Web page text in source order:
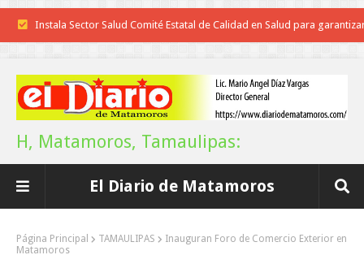
Instala Sector Salud Comité Estatal de Calidad en Salud para
Inicia el ayuntamiento pavimentación de la calle Miguel Alemán en
La UAT, Gobierno del Estado y ganaderos consolidan proyecto
Tam”
H, Matamoros, Tamaulipas:
El Diario de Matamoros
Página Principal TAMAULIPAS
Inauguran Foro de Comercio Exterior en
Matamoros